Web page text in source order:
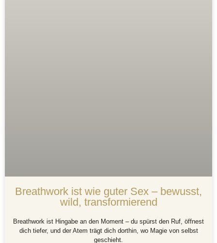
Breathwork ist wie guter Sex – bewusst,
wild, transformierend
Breathwork ist Hingabe an den Moment – du spürst den Ruf, öffnest
dich tiefer, und der Atem trägt dich dorthin, wo Magie von selbst
geschieht.